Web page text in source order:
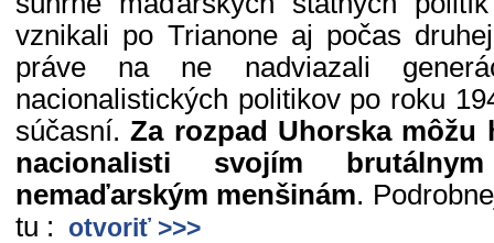
vznikali po Trianone aj počas
práve na ne nadviazali
nacionalistických politikov po roku
súčasní.Za rozpad Uhorska môžu
nacionalisti svojím
nemaďarským menšinám.
tu :
otvoriť >>>